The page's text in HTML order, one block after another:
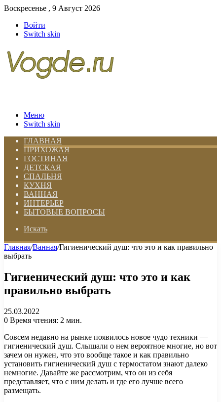
Воскресенье , 9 Август 2026
Войти
Switch skin
Меню
Switch skin
ГЛАВНАЯ
ПРИХОЖАЯ
ГОСТИНАЯ
ДЕТСКАЯ
СПАЛЬНЯ
КУХНЯ
ВАННАЯ
ИНТЕРЬЕР
БЫТОВЫЕ ВОПРОСЫ
Искать
Главная/Ванная/Гигиенический душ: что это и как правильно
выбрать
Гигиенический душ: что это и как
правильно выбрать
25.03.2022
0 Время чтения: 2 мин.
Совсем недавно на рынке появилось новое чудо техники —
гигиенический душ. Слышали о нем вероятное многие, но вот
зачем он нужен, что это вообще такое и как правильно
установить гигиенический душ с термостатом знают далеко
немногие. Давайте же рассмотрим, что он из себя
представляет, что с ним делать и где его лучше всего
размещать.